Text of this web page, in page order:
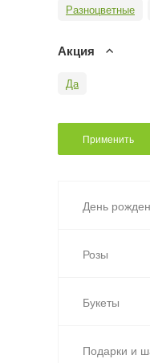
Разноцветные
Акция
Да
День
Розы
Букеты
Подарки и